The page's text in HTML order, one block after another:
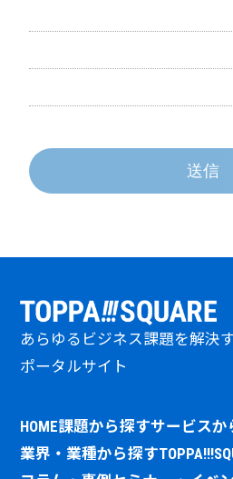
人情報を、共同利用することがあ
アドレス、電話・FAX番号、会
（2）共同して利用する者の範囲
に掲載するグループ会社のうち
（3）利用する者の利用目的
・当社および上記グループ会社が
サービスに関する情報を、Eメー
よび電話などにてお知らせするた
ため。
（4）当該個人情報の管理につい
TOPPANホールディングス株式会社
送信
あらゆるビジネス課題を解決す
ポータルサイト
HOME課題から探すサービスか
業界・業種から探す